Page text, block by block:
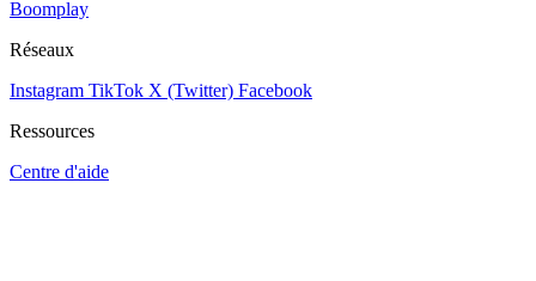
Boomplay
Réseaux
Instagram TikTok X (Twitter) Facebook
Ressources
Centre d'aide